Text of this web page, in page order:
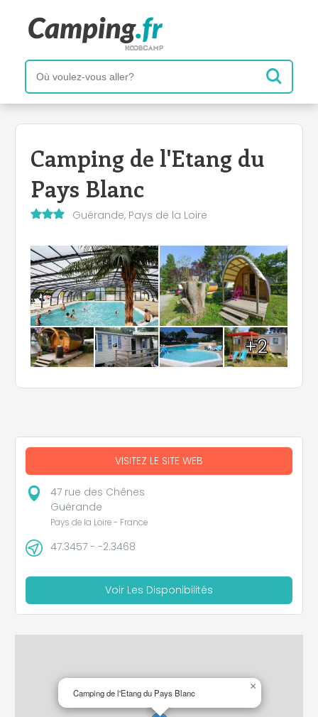
Camping de l'Etang du
Pays Blanc
Guérande, Pays de la Loire
+2
VISITEZ LE SITE WEB
47 rue des Chênes
Guérande
Pays de la Loire - France
47.3457 - -2.3468
Voir Les Disponibilités
Camping de l'Etang du Pays Blanc
×